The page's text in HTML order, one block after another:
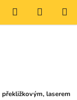
Hledat
KOŠÍK
překližkovým, laserem